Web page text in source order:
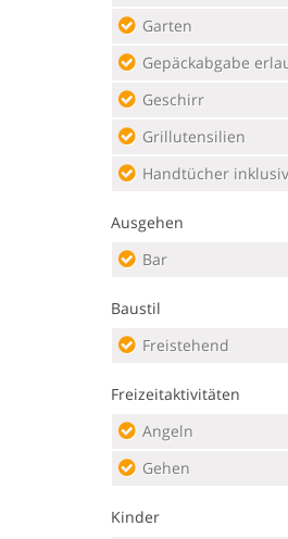
Garten
Gepäckabgabe
Geschirr
Grillutensilien
Handtücher
Ausgehen
Bar
Baustil
Freistehend
Freizeitaktivitäten
Angeln
Gehen
Kinder